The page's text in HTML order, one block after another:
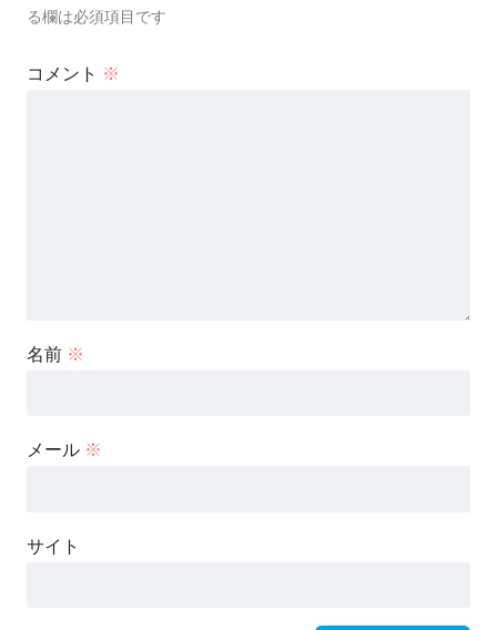
る欄は必須項目です
コメント ※
名前 ※
メール ※
サイト